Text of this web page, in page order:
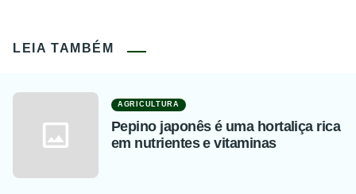
LEIA TAMBÉM
AGRICULTURA
Pepino japonês é uma hortaliça rica
em nutrientes e vitaminas